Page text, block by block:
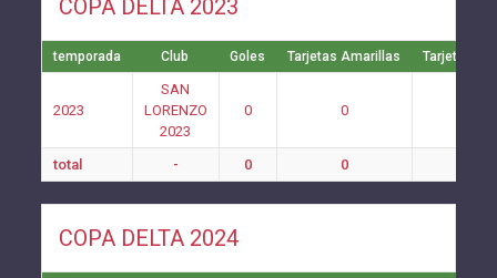
COPA DELTA 2023
temporada Club Goles Tarjetas Amarillas Tarjetas
2023
SAN
LORENZO
2023
0 0
total - 0 0
COPA DELTA 2024